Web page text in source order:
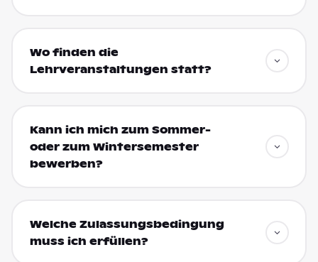
Wo finden die
Lehrveranstaltungen statt?
Kann ich mich zum Sommer-
oder zum Wintersemester
bewerben?
Welche Zulassungsbedingung
muss ich erfüllen?